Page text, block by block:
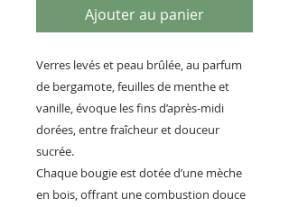
Ajouter au panier
Verres levés et peau brûlée, au parfum
de bergamote, feuilles de menthe et
vanille, évoque les fins d’après-midi
dorées, entre fraîcheur et douceur
sucrée.
Chaque bougie est dotée d’une mèche
en bois, offrant une combustion douce